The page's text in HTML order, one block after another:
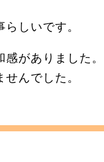
しいです。
がありました。
んでした。